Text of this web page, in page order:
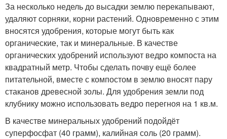
За несколько недель до высадки землю перекапывают,
удаляют сорняки, корни растений. Одновременно с этим
вносятся удобрения, которые могут быть как
органические, так и минеральные. В качестве
органических удобрений используют ведро компоста на
квадратный метр. Чтобы сделать почву ещё более
питательной, вместе с компостом в землю вносят пару
стаканов древесной золы. Для удобрения земли под
клубнику можно использовать ведро перегноя на 1 кв.м.
В качестве минеральных удобрений подойдёт
суперфосфат (40 грамм), калийная соль (20 грамм).